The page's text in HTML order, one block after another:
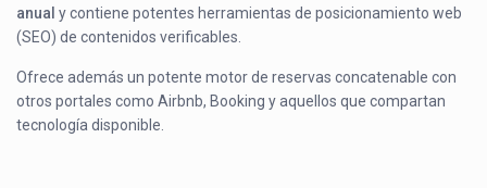
anual y contiene potentes herramientas de posicionamiento web
(SEO) de contenidos verificables.
Ofrece además un potente motor de reservas concatenable con
otros portales como Airbnb, Booking y aquellos que compartan
tecnología disponible.